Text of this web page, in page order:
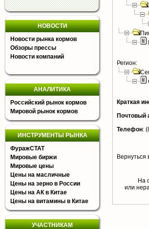
НОВОСТИ
Новости рынка кормов
Обзоры прессы
Новости компаний
АНАЛИТИКА
Российский рынок кормов
Мировой рынок кормов
ИНСТРУМЕНТЫ РЫНКА
ФуражСТАТ
Мировые биржи
Мировые цены
Цены на масличные
Цены на зерно в России
Цены на АК в Китае
Цены на витамины в Китае
УЧАСТНИКАМ
Регион:
Краткая
Почтовый
Телефон:
Вернуться
На
или